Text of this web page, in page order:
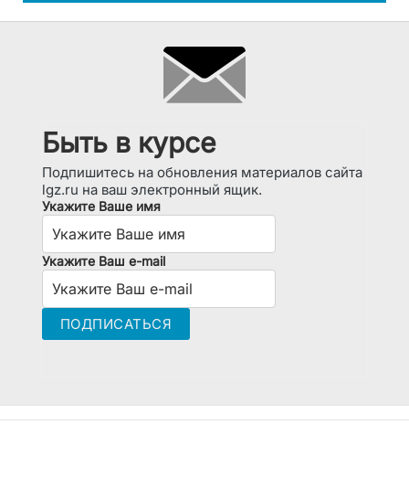
Быть в курсе
Подпишитесь на обновления материалов сайта
lgz.ru на ваш электронный ящик.
Укажите Ваше имя
Укажите Ваш e-mail